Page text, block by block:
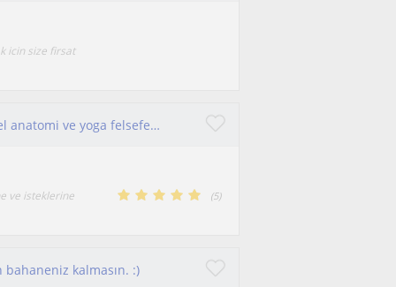
icin size firsat
Yogaya güvenli başlangıç, nefes teknikleri, temel anatomi ve yoga felsefesi odaklı bilinçli başlangıç dersleri
ve isteklerine (5)
kalmasın. :)